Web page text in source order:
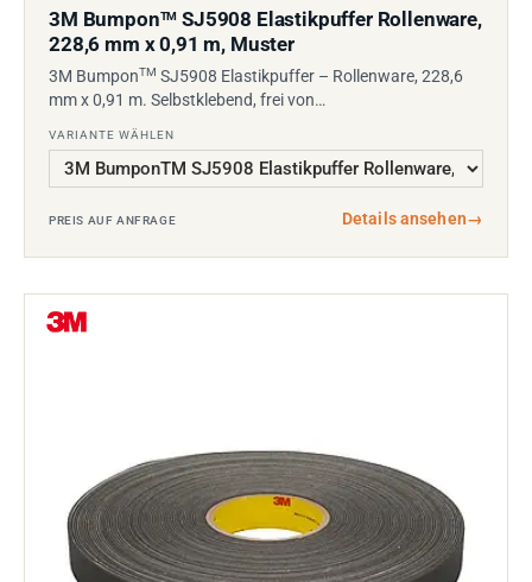
3M BumponTM SJ5908 Elastikpuffer Rollenware,
228,6 mm x 0,91 m, Muster
3M BumponTM SJ5908 Elastikpuffer – Rollenware, 228,6
mm x 0,91 m. Selbstklebend, frei von…
VARIANTE WÄHLEN
PREIS AUF ANFRAGE Details ansehen→